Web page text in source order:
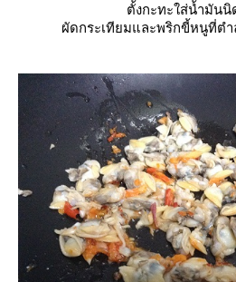
ตั้งกะทะใส่น้ำมัน
ผัดกระเทียมและพริกขี้หนูที่ต